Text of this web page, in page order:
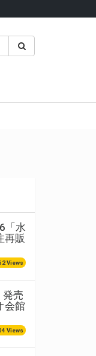
「水
再販
Views
発売
会館
Views